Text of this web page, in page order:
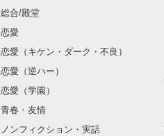
総合/殿堂
恋愛
恋愛（キケン・ダーク・不良）
恋愛（逆ハー）
恋愛（学園）
青春・友情
ノンフィクション・実話